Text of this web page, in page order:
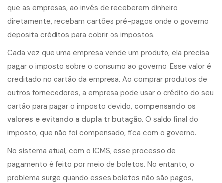
que as empresas, ao invés de receberem dinheiro
diretamente, recebam cartões pré-pagos onde o governo
deposita créditos para cobrir os impostos.
Cada vez que uma empresa vende um produto, ela precisa
pagar o imposto sobre o consumo ao governo. Esse valor é
creditado no cartão da empresa. Ao comprar produtos de
outros fornecedores, a empresa pode usar o crédito do seu
cartão para pagar o imposto devido, compensando os
valores e evitando a dupla tributação. O saldo final do
imposto, que não foi compensado, fica com o governo.
No sistema atual, com o ICMS, esse processo de
pagamento é feito por meio de boletos. No entanto, o
problema surge quando esses boletos não são pagos,